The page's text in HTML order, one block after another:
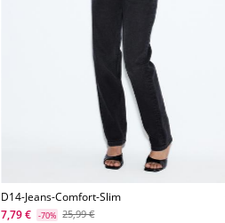
D14-Jeans-Comfort-Slim
7,79 €
-70% 25,99 €